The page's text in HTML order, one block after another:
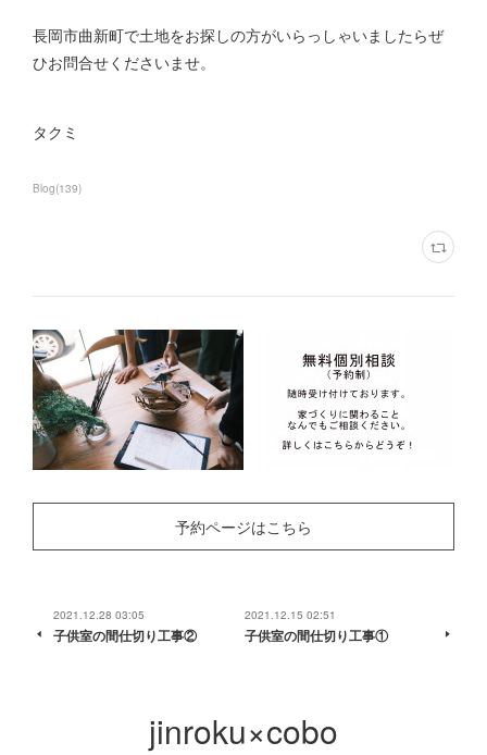
長岡市曲新町で土地をお探しの方がいらっしゃいましたらぜ
ひお問合せくださいませ。
タクミ
Blog(139)
予約ページはこちら
2021.12.28 03:05
子供室の間仕切り工事②
2021.12.15 02:51
子供室の間仕切り工事①
jinroku×cobo